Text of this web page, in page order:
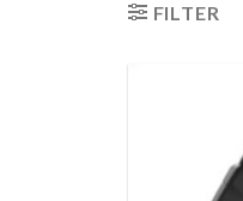
FILTER